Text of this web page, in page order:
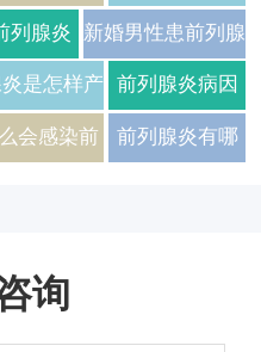
化 前列腺炎的原
因有哪些
列腺炎
有哪些
新婚男性患前列腺
炎原因是什么
是怎样产
生的
前列腺炎病因
主要有哪些方
会感染前 前列腺炎有哪
询